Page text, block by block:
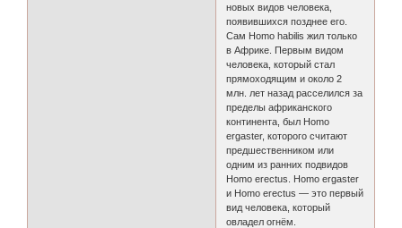
новых видов человека,
появившихся позднее его.
Сам Homo habilis жил только
в Африке. Первым видом
человека, который стал
прямоходящим и около 2
млн. лет назад расселился за
пределы африканского
континента, был Homo
ergaster, которого считают
предшественником или
одним из ранних подвидов
Homo erectus. Homo ergaster
и Homo erectus — это первый
вид человека, который
овладел огнём.